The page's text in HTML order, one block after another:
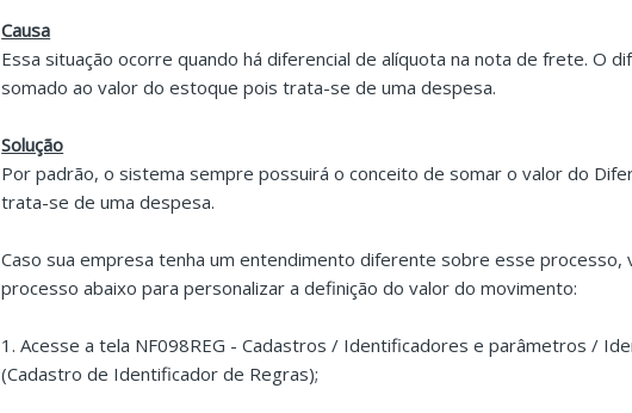
Causa
Essa situação ocorre quando há diferencial de alíquota na nota de frete. O
somado ao valor do estoque pois trata-se de uma despesa.
Solução
Por padrão, o sistema sempre possuirá o conceito de somar o valor do
trata-se de uma despesa.
Caso sua empresa tenha um entendimento diferente sobre esse processo,
processo abaixo para personalizar a definição do valor do movimento:
1. Acesse a tela NF098REG - Cadastros / Identificadores e parâmetros /
(Cadastro de Identificador de Regras);